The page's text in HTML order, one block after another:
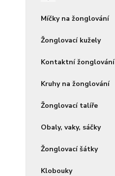
Míčky na žonglování
Žonglovací kužely
Kontaktní žonglování
Kruhy na žonglování
Žonglovací talíře
Obaly, vaky, sáčky
Žonglovací šátky
Klobouky